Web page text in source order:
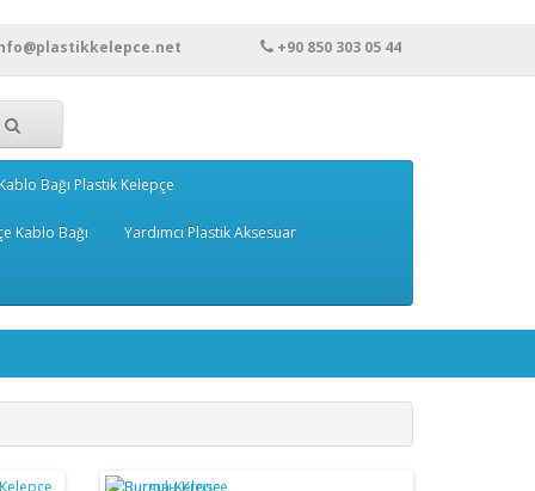
+90 850 303 05 44
Bağı Plastik Kelepçe
Kablo Bağı Yardımcı Plastik Aksesuar